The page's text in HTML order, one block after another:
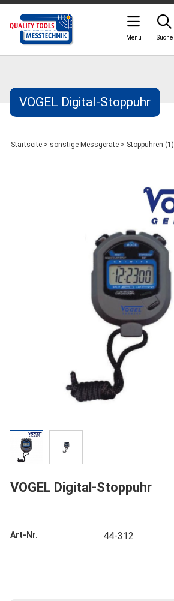
VOGEL Digital-Stoppuhr
Startseite > sonstige Messgeräte > Stoppuhren (1)
VOGEL Digital-Stoppuhr
Art-Nr. 44-312
Suche
Menü